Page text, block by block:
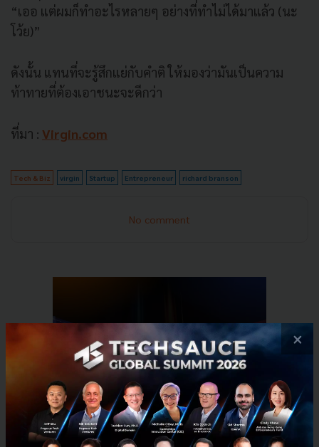
“เออ แต่ผมก็ทำอะไรหลายๆ อย่างที่ทำไม่ได้มาแล้ว (นะ
โว้ย)”
ดังนั้น แทนที่จะรู้สึกแย่กับคำติ ให้มองว่ามันเป็นความ
ท้าทายที่ต้องเอาชนะจะดีกว่า
ที่มา : Virgin.com
Tech & Biz virgin Startup Entrepreneur richard branson
No comment
×